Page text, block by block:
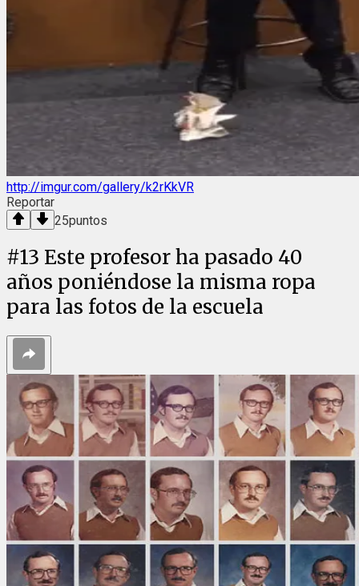
http://imgur.com/gallery/k2rKkVR
Reportar
25puntos
#13 Este profesor ha pasado 40
años poniéndose la misma ropa
para las fotos de la escuela